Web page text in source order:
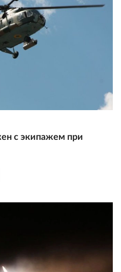
с экипажем при